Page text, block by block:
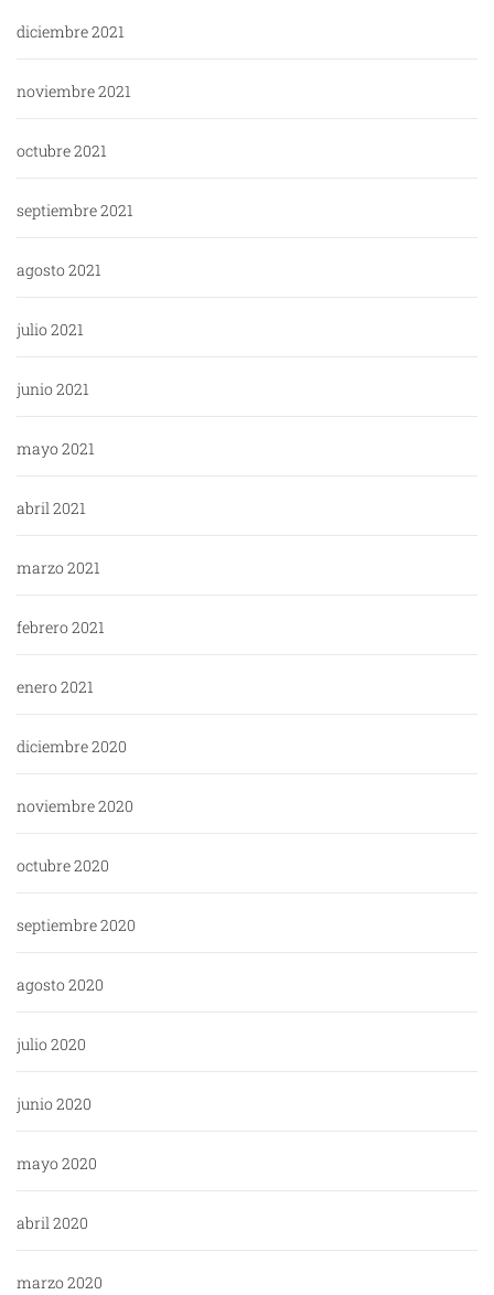
diciembre 2021
noviembre 2021
octubre 2021
septiembre 2021
agosto 2021
julio 2021
junio 2021
mayo 2021
abril 2021
marzo 2021
febrero 2021
enero 2021
diciembre 2020
noviembre 2020
octubre 2020
septiembre 2020
agosto 2020
julio 2020
junio 2020
mayo 2020
abril 2020
marzo 2020